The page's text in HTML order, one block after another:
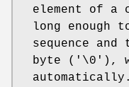
element of a
long enough
sequence
byte ('\0'),